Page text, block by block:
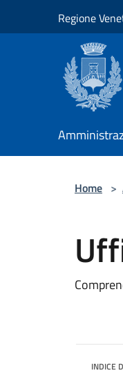
Regione
Home >
INDICE